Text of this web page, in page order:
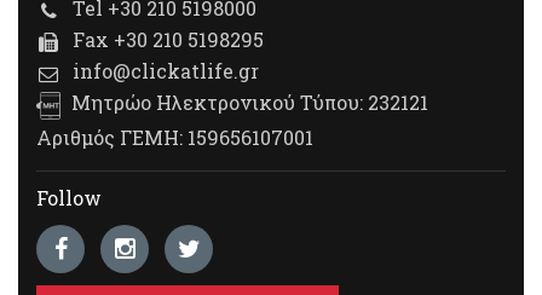
Tel +30 210 5198000
Fax +30 210 5198295
info@clickatlife.gr
Μητρώο Ηλεκτρονικού Τύπου: 232121
Αριθμός ΓΕΜΗ: 159656107001
Follow